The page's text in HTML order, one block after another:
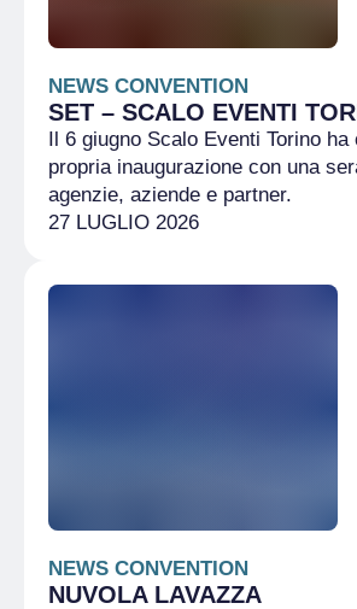
NEWS CONVENTION
SET – SCALO EVENTI
Il 6 giugno Scalo Eventi Torino ha
propria inaugurazione con una
agenzie, aziende e partner.
27 LUGLIO 2026
NEWS CONVENTION
NUVOLA LAVAZZA